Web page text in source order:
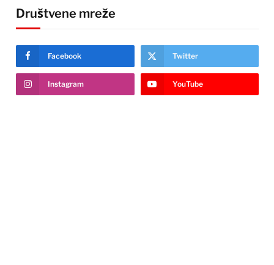
Društvene mreže
Facebook Twitter
Instagram YouTube